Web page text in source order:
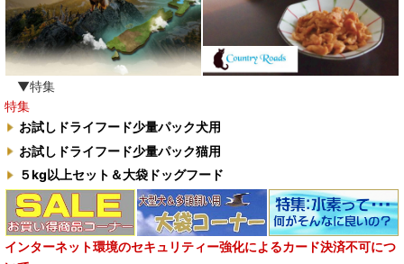
▼特集
特集
お試しドライフード少量パック犬用
お試しドライフード少量パック猫用
５kg以上セット＆大袋ドッグフード
インターネット環境のセキュリティー強化によるカード決済不可につ